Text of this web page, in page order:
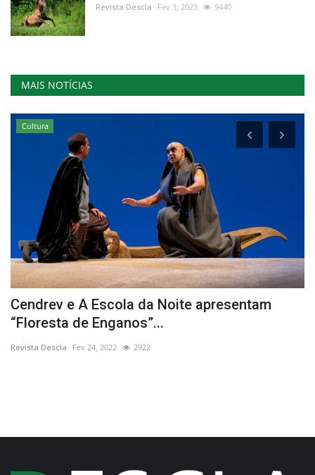
Revista Descla Fev 3, 2023 9440
MAIS NOTÍCIAS
Cultura
Cendrev e A Escola da Noite apresentam
“Floresta de Enganos”...
Revista Descla Fev 24, 2022 2922